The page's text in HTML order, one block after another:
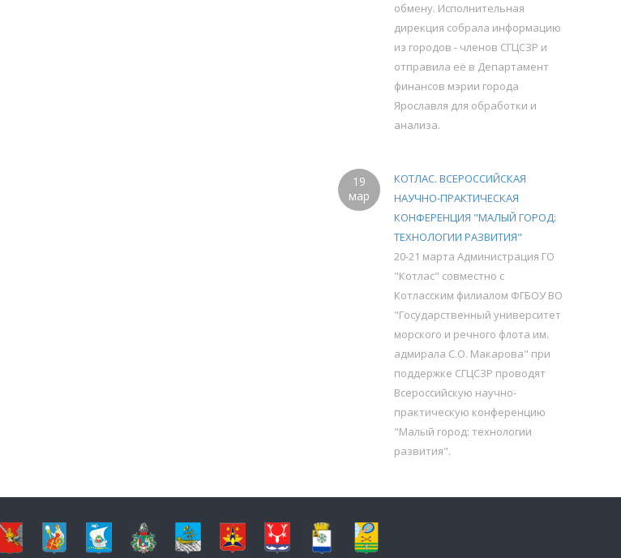
обмену. Исполнительная
дирекция собрала информацию
из городов - членов СГЦСЗР и
отправила её в Департамент
финансов мэрии города
Ярославля для обработки и
анализа.
19
мар
КОТЛАС. ВСЕРОССИЙСКАЯ
НАУЧНО-ПРАКТИЧЕСКАЯ
КОНФЕРЕНЦИЯ "МАЛЫЙ ГОРОД:
ТЕХНОЛОГИИ РАЗВИТИЯ"
20-21 марта Администрация ГО
"Котлас" совместно с
Котласским филиалом ФГБОУ ВО
"Государственный университет
морского и речного флота им.
адмирала С.О. Макарова" при
поддержке СГЦСЗР проводят
Всероссийскую научно-
практическую конференцию
"Малый город: технологии
развития".